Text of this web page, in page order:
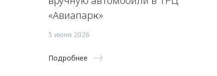
«Авиапарк»
5 июня 2026
Подробнее